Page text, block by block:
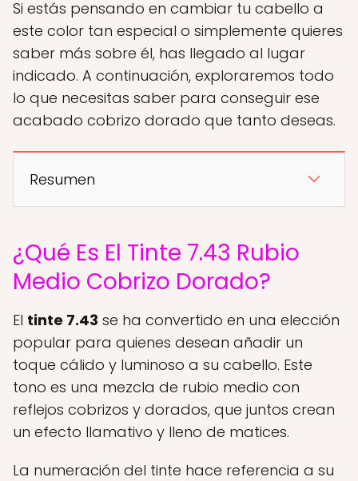
Si estás pensando en cambiar tu cabello a
este color tan especial o simplemente quieres
saber más sobre él, has llegado al lugar
indicado. A continuación, exploraremos todo
lo que necesitas saber para conseguir ese
acabado cobrizo dorado que tanto deseas.
Resumen
¿Qué Es El Tinte 7.43 Rubio
Medio Cobrizo Dorado?
El tinte 7.43 se ha convertido en una elección
popular para quienes desean añadir un
toque cálido y luminoso a su cabello. Este
tono es una mezcla de rubio medio con
reflejos cobrizos y dorados, que juntos crean
un efecto llamativo y lleno de matices.
La numeración del tinte hace referencia a su